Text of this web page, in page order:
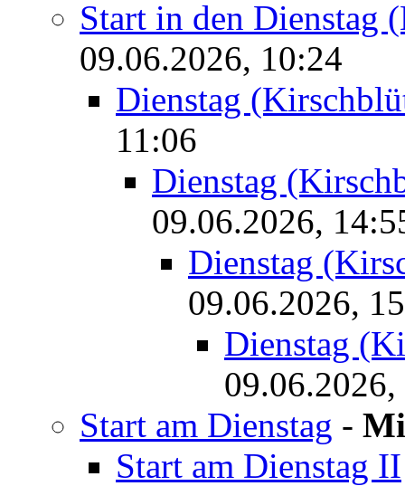
Start in den Dienstag
09.06.2026, 10:24
Dienstag
11:06
Dienstag
09.06.2026,
Dienstag
09.06.2026,
Dienstag
Start am Dienstag -
Start am Dienstag II